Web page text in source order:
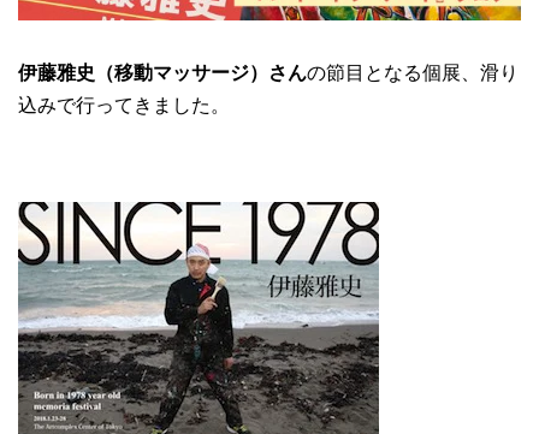
伊藤雅史（移動マッサージ）さんの節目となる個展、滑り
込みで行ってきました。